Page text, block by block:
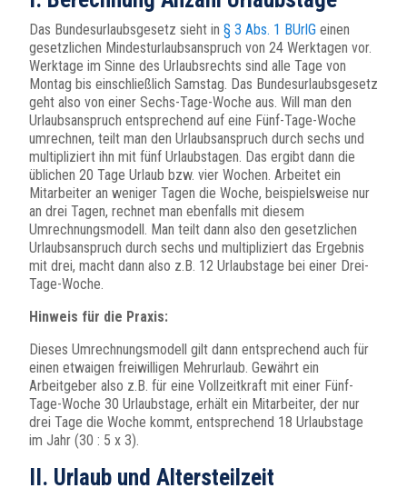
Das Bundesurlaubsgesetz sieht in § 3 Abs. 1 BUrlG einen
gesetzlichen Mindesturlaubsanspruch von 24 Werktagen vor.
Werktage im Sinne des Urlaubsrechts sind alle Tage von
Montag bis einschließlich Samstag. Das Bundesurlaubsgesetz
geht also von einer Sechs-Tage-Woche aus. Will man den
Urlaubsanspruch entsprechend auf eine Fünf-Tage-Woche
umrechnen, teilt man den Urlaubsanspruch durch sechs und
multipliziert ihn mit fünf Urlaubstagen. Das ergibt dann die
üblichen 20 Tage Urlaub bzw. vier Wochen. Arbeitet ein
Mitarbeiter an weniger Tagen die Woche, beispielsweise nur
an drei Tagen, rechnet man ebenfalls mit diesem
Umrechnungsmodell. Man teilt dann also den gesetzlichen
Urlaubsanspruch durch sechs und multipliziert das Ergebnis
mit drei, macht dann also z.B. 12 Urlaubstage bei einer Drei-
Tage-Woche.
Hinweis für die Praxis:
Dieses Umrechnungsmodell gilt dann entsprechend auch für
einen etwaigen freiwilligen Mehrurlaub. Gewährt ein
Arbeitgeber also z.B. für eine Vollzeitkraft mit einer Fünf-
Tage-Woche 30 Urlaubstage, erhält ein Mitarbeiter, der nur
drei Tage die Woche kommt, entsprechend 18 Urlaubstage
im Jahr (30 : 5 x 3).
II. Urlaub und Altersteilzeit